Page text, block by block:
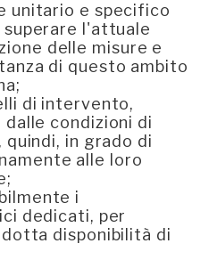
unitario e specifico
l'attuale
delle misure e
di questo ambito
di intervento,
condizioni di
quindi, in grado di
alle loro
i
dedicati, per
disponibilità di